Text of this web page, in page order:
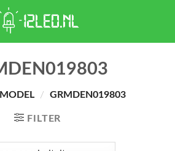
/ GRMDEN019803
FILTER